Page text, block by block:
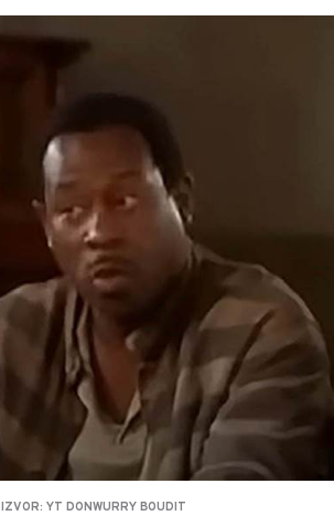
IZVOR: YT DONWURRY BOUDIT